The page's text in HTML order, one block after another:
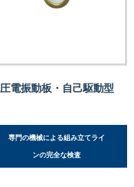
圧電振動板・自己駆動型
専門の機械による組み立てライ
ンの完全な検査